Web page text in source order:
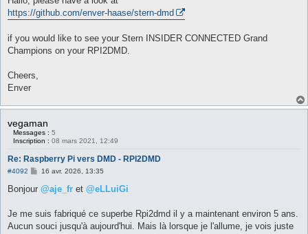
https://github.com/enver-haase/stern-dmd
if you would like to see your Stern INSIDER CONNECTED Grand
Champions on your RPI2DMD.
Cheers,
Enver
vegaman
Messages : 5
Inscription : 08 mars 2021, 12:49
Re: Raspberry Pi vers DMD - RPI2DMD
#4092
M
s
g
16 avr. 2026, 13:35
Bonjour @aje_fr et @eLLuiGi
Je me suis fabriqué ce superbe Rpi2dmd il y a maintenant environ 5 ans.
Aucun souci jusqu'à aujourd'hui. Mais là lorsque je l'allume, je vois juste